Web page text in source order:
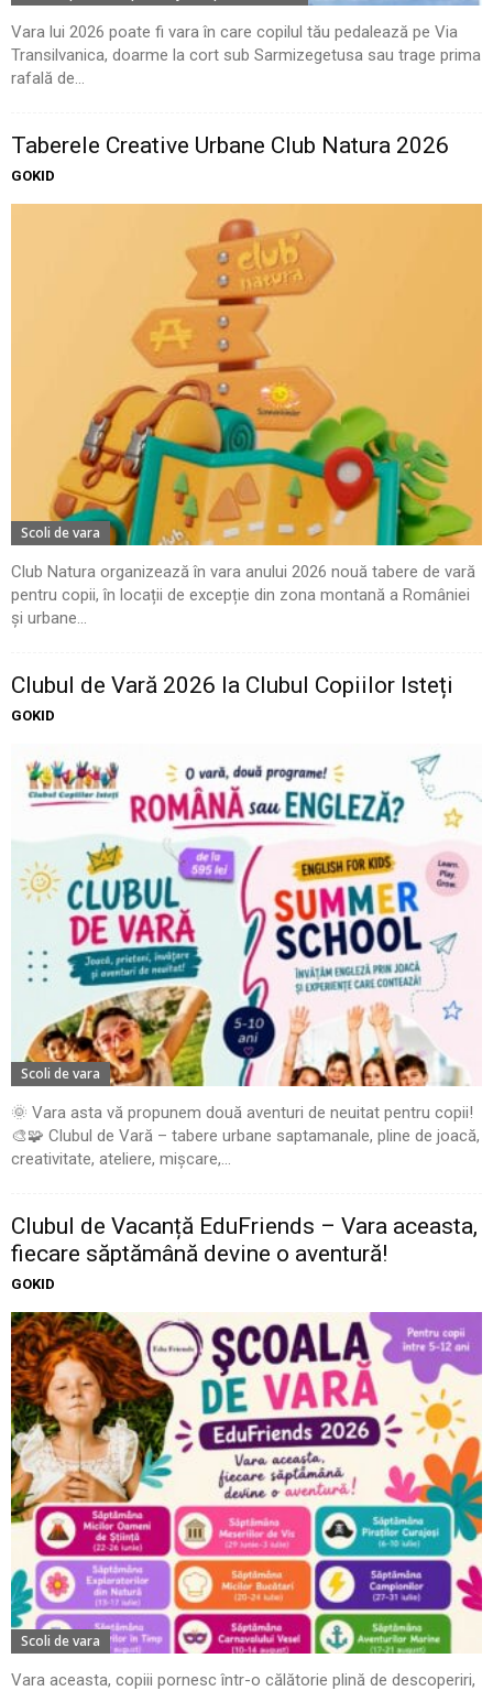
Vara lui 2026 poate fi vara în care copilul tău pedalează pe Via
Transilvanica, doarme la cort sub Sarmizegetusa sau trage prima
rafală de...
Taberele Creative Urbane Club Natura 2026
GOKID
Scoli de vara
Club Natura organizează în vara anului 2026 nouă tabere de vară
pentru copii, în locații de excepție din zona montană a României
și urbane...
Clubul de Vară 2026 la Clubul Copiilor Isteți
GOKID
Scoli de vara
🌞 Vara asta vă propunem două aventuri de neuitat pentru copii!
🎨🧩 Clubul de Vară – tabere urbane saptamanale, pline de joacă,
creativitate, ateliere, mișcare,...
Clubul de Vacanță EduFriends – Vara aceasta,
fiecare săptămână devine o aventură!
GOKID
Scoli de vara
Vara aceasta, copiii pornesc într-o călătorie plină de descoperiri,